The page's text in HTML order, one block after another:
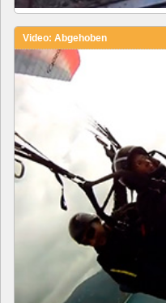
Video: Abgehoben